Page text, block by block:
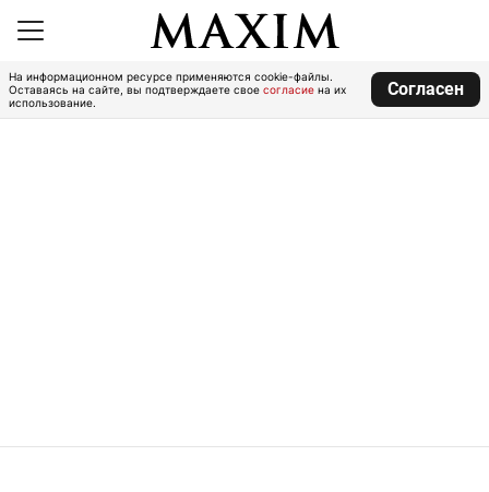
На информационном ресурсе применяются cookie-файлы.
Оставаясь на сайте, вы подтверждаете свое согласие на их
использование.
Согласен